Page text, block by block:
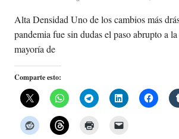
Alta Densidad Uno de los cambios más
pandemia fue sin dudas el paso abrupto a
mayoría de
Comparte esto: